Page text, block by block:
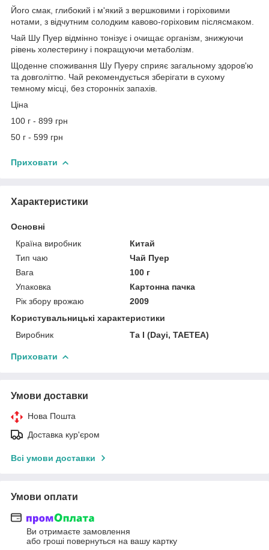
Його смак, глибокий і м'який з вершковими і горіховими
нотами, з відчутним солодким кавово-горіховим післясмаком.
Чай Шу Пуер відмінно тонізує і очищає організм, знижуючи
рівень холестерину і покращуючи метаболізм.
Щоденне споживання Шу Пуеру сприяє загальному здоров'ю
та довголіттю. Чай рекомендується зберігати в сухому
темному місці, без сторонніх запахів.
Ціна
100 г - 899 грн
50 г - 599 грн
Приховати
Характеристики
Основні
Країна виробник
Китай
Тип чаю
Чай Пуер
Вага
100 г
Упаковка
Картонна пачка
Рік збору врожаю
2009
Користувальницькі характеристики
Виробник
Та І (Dayi, TAETEA)
Приховати
Умови доставки
Нова Пошта
Доставка кур'єром
Всі умови доставки
Умови оплати
Ви отримаєте замовлення
або гроші повернуться на вашу картку